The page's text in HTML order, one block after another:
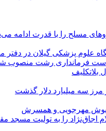
مسلح را با قدرت ادامه
پزشکی گیلان در دفتر
فرمانداری رشت منصوب
بلاتکلیف
مرز سه میلیارد دلار گذشت
مهرجویی و همسرش
اجاق‌نژاد را به تولیت